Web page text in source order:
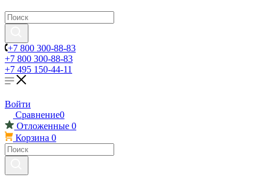
+7 800 300-88-83
+7 800 300-88-83
+7 495 150-44-11
Войти
Сравнение0
Отложенные 0
Корзина 0